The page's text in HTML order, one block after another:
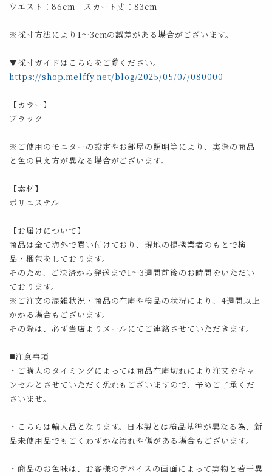
ウエスト：86cm スカート丈：83cm
※採寸方法により1～3cmの誤差がある場合がございます。
▼採寸ガイドはこちらをご覧ください。
https://shop.melffy.net/blog/2025/05/07/080000
【カラー】
ブラック
※ご使用のモニターの設定やお部屋の照明等により、実際の商品
と色の見え方が異なる場合がございます。
【素材】
ポリエステル
【お届けについて】
商品は全て海外で買い付けており、現地の提携業者のもとで検
品・梱包をしております。
そのため、ご決済から発送まで1～3週間前後のお時間をいただい
ております。
※ご注文の混雑状況・商品の在庫や検品の状況により、4週間以上
かかる場合もございます。
その際は、必ず当店よりメールにてご連絡させていただきます。
◼️注意事項
・ご購入のタイミングによっては商品在庫切れにより注文をキャ
ンセルとさせていただく恐れもございますので、予めご了承くだ
さいませ。
・こちらは輸入品となります。日本製とは検品基準が異なる為、新
品未使用品でもごくわずかな汚れや傷がある場合もございます。
・商品のお色味は、お客様のデバイスの画面によって実物と若干異